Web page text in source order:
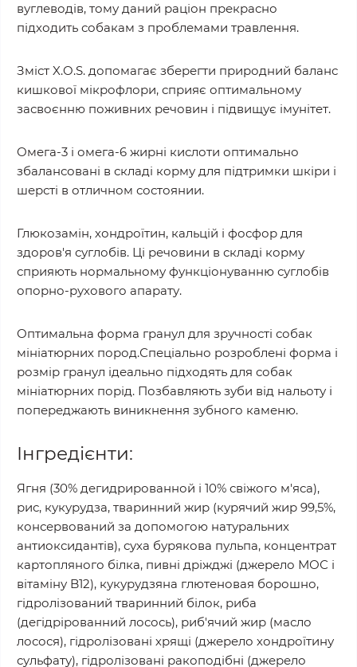
вуглеводів, тому даний раціон прекрасно
підходить собакам з проблемами травлення.
Зміст X.O.S. допомагає зберегти природний баланс
кишкової мікрофлори, сприяє оптимальному
засвоєнню поживних речовин і підвищує імунітет.
Омега-3 і омега-6 жирні кислоти оптимально
збалансовані в складі корму для підтримки шкіри і
шерсті в отличном состоянии.
Глюкозамін, хондроїтин, кальцій і фосфор для
здоров'я суглобів. Ці речовини в складі корму
сприяють нормальному функціонуванню суглобів
опорно-рухового апарату.
Оптимальна форма гранул для зручності собак
мініатюрних пород.Спеціально розроблені форма і
розмір гранул ідеально підходять для собак
мініатюрних порід. Позбавляють зуби від нальоту і
попереджають виникнення зубного каменю.
Інгредієнти:
Ягня (30% дегидрированной і 10% свіжого м'яса),
рис, кукурудза, тваринний жир (курячий жир 99,5%,
консервований за допомогою натуральних
антиоксидантів), суха бурякова пульпа, концентрат
картопляного білка, пивні дріжджі (джерело МОС і
вітаміну B12), кукурудзяна глютеновая борошно,
гідролізований тваринний білок, риба
(дегідрірованний лосось), риб'ячий жир (масло
лосося), гідролізовані хрящі (джерело хондроїтину
сульфату), гідролізовані ракоподібні (джерело